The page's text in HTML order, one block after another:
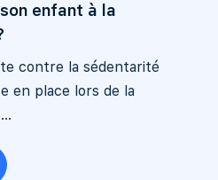
enfant à la
contre la sédentarité
en place lors de la